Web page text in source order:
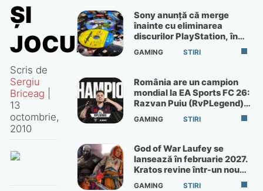
ŞI
JOCURI
Scris de
Sergiu
Briceag
13
octombrie,
2010
Sony anunță că merge
înainte cu eliminarea
discurilor PlayStation, în
ciuda protestelor
GAMING STIRI
România are un campion
mondial la EA Sports FC 26:
Razvan Puiu (RvPLegend)
câștigă turneul de la Paris
GAMING STIRI
God of War Laufey se
lansează în februarie 2027.
Kratos revine într-un nou
God of War
GAMING STIRI